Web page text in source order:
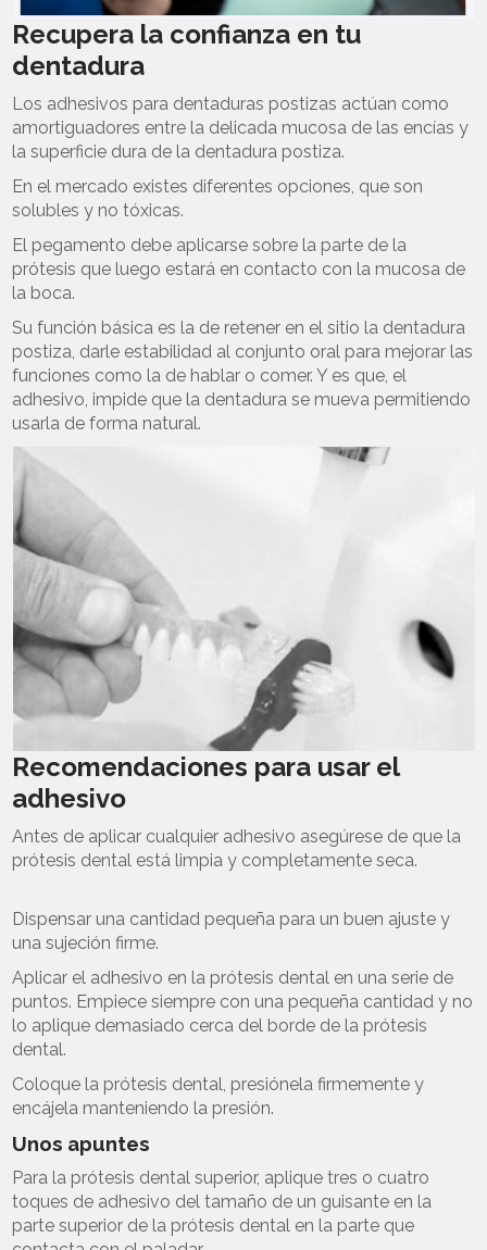
Recupera la confianza en tu
dentadura
Los adhesivos para dentaduras postizas actúan como
amortiguadores entre la delicada mucosa de las encías y
la superficie dura de la dentadura postiza.
En el mercado existes diferentes opciones, que son
solubles y no tóxicas.
El pegamento debe aplicarse sobre la parte de la
prótesis que luego estará en contacto con la mucosa de
la boca.
Su función básica es la de retener en el sitio la dentadura
postiza, darle estabilidad al conjunto oral para mejorar las
funciones como la de hablar o comer. Y es que, el
adhesivo, impide que la dentadura se mueva permitiendo
usarla de forma natural.
Recomendaciones para usar el
adhesivo
Antes de aplicar cualquier adhesivo asegúrese de que la
prótesis dental está limpia y completamente seca.
Dispensar una cantidad pequeña para un buen ajuste y
una sujeción firme.
Aplicar el adhesivo en la prótesis dental en una serie de
puntos. Empiece siempre con una pequeña cantidad y no
lo aplique demasiado cerca del borde de la prótesis
dental.
Coloque la prótesis dental, presiónela firmemente y
encájela manteniendo la presión.
Unos apuntes
Para la prótesis dental superior, aplique tres o cuatro
toques de adhesivo del tamaño de un guisante en la
parte superior de la prótesis dental en la parte que